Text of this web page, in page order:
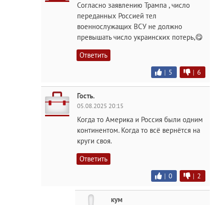
Согласно заявлению Трампа , число
переданных Россией тел
военнослужащих ВСУ не должно
превышать число украинских потерь,😋
Ответить
| 5 | 6
Гость.
05.08.2025 20:15
Когда то Америка и Россия были одним
континентом. Когда то всё вернётся на
круги своя.
Ответить
| 0 | 2
кyм